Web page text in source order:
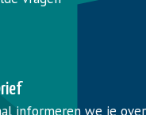
informeren we je